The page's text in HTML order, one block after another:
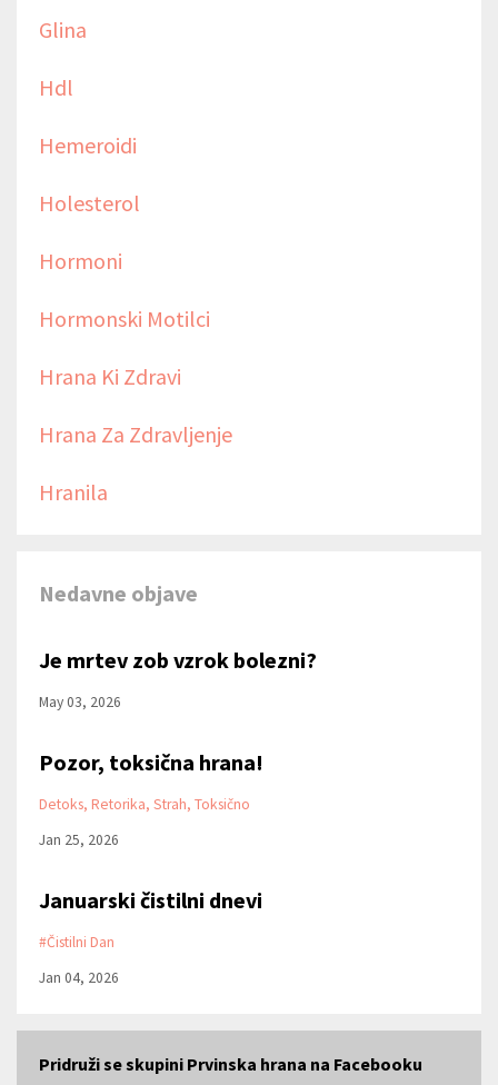
Glina
Hdl
Hemeroidi
Holesterol
Hormoni
Hormonski Motilci
Hrana Ki Zdravi
Hrana Za Zdravljenje
Hranila
Nedavne objave
Je mrtev zob vzrok bolezni?
May 03, 2026
Pozor, toksična hrana!
Detoks Retorika Strah Toksično
Jan 25, 2026
Januarski čistilni dnevi
#čistilni Dan
Jan 04, 2026
Pridruži se skupini Prvinska hrana na Facebooku